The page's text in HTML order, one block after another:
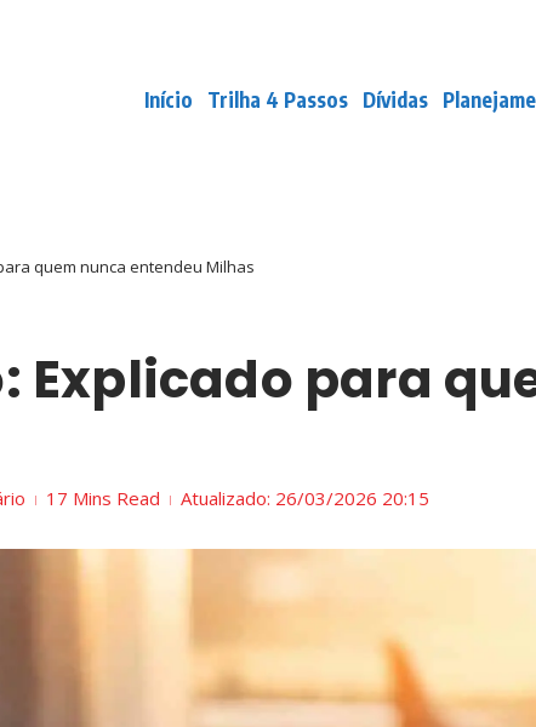
Início Trilha 4 Passos Dívidas
quem nunca entendeu Milhas
Explicado para
17 Mins Read Atualizado: 26/03/2026 20:15